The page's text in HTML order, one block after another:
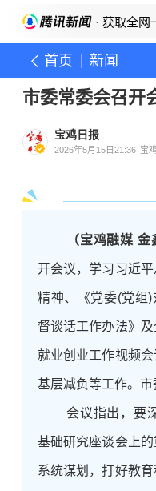
· 获取全网
首页 新闻
市委常委会召开
宝鸡日报
2026年5月15日21:36 宝
（宝鸡融媒 金
开会议，学习习近
精神、《党委(党组)
督谈话工作办法》
就业创业工作视频
基层减负等工作。市
会议指出，要
基础研究座谈会上
系统谋划，打好教